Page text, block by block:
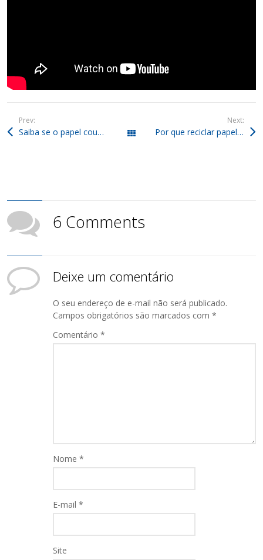
Prev:
Saiba se o papel couché é reciclável e como fazer com suas aparas Todos os posts
Next:
Por que reciclar papel usado é uma missão de todos nós?
6 Comments
Deixe um comentário
O seu endereço de e-mail não será publicado.
Campos obrigatórios são marcados com*
Comentário*
Nome*
E-mail*
Site